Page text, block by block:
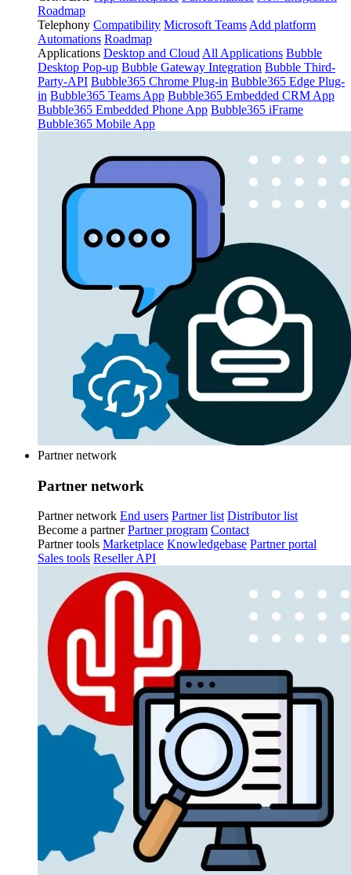
Roadmap
Telephony Compatibility Microsoft Teams Add platform
Automations Roadmap
Applications Desktop and Cloud All Applications Bubble
Desktop Pop-up Bubble Gateway Integration Bubble Third-
Party-API Bubble365 Chrome Plug-in Bubble365 Edge Plug-
in Bubble365 Teams App Bubble365 Embedded CRM App
Bubble365 Embedded Phone App Bubble365 iFrame
Bubble365 Mobile App
Partner network
Partner network
Partner network End users Partner list Distributor list
Become a partner Partner program Contact
Partner tools Marketplace Knowledgebase Partner portal
Sales tools Reseller API